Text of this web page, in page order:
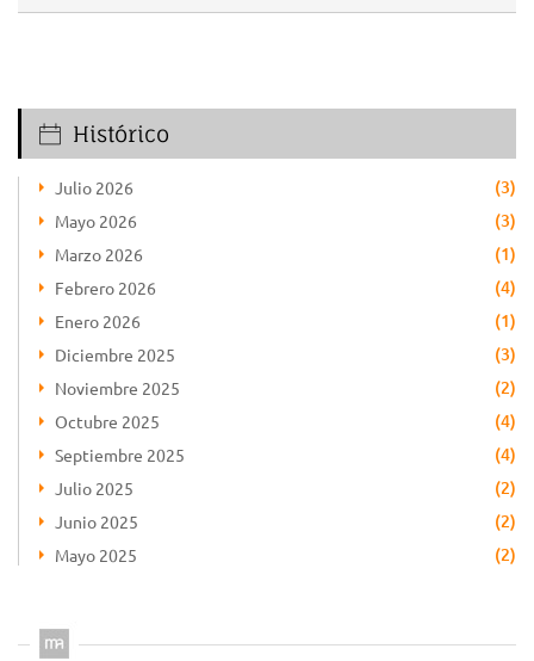
Histórico
Julio 2026 (3)
Mayo 2026 (3)
Marzo 2026 (1)
Febrero 2026 (4)
Enero 2026 (1)
Diciembre 2025 (3)
Noviembre 2025 (2)
Octubre 2025 (4)
Septiembre 2025 (4)
Julio 2025 (2)
Junio 2025 (2)
Mayo 2025 (2)